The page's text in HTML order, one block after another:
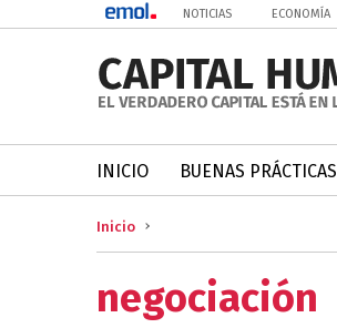
NOTICIAS ECONOMÍA
INICIO BUENAS PRÁCTICAS
Inicio
negociación